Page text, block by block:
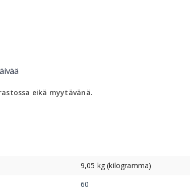
eikä myytävänä.
9,05 kg (kilogramma)
60